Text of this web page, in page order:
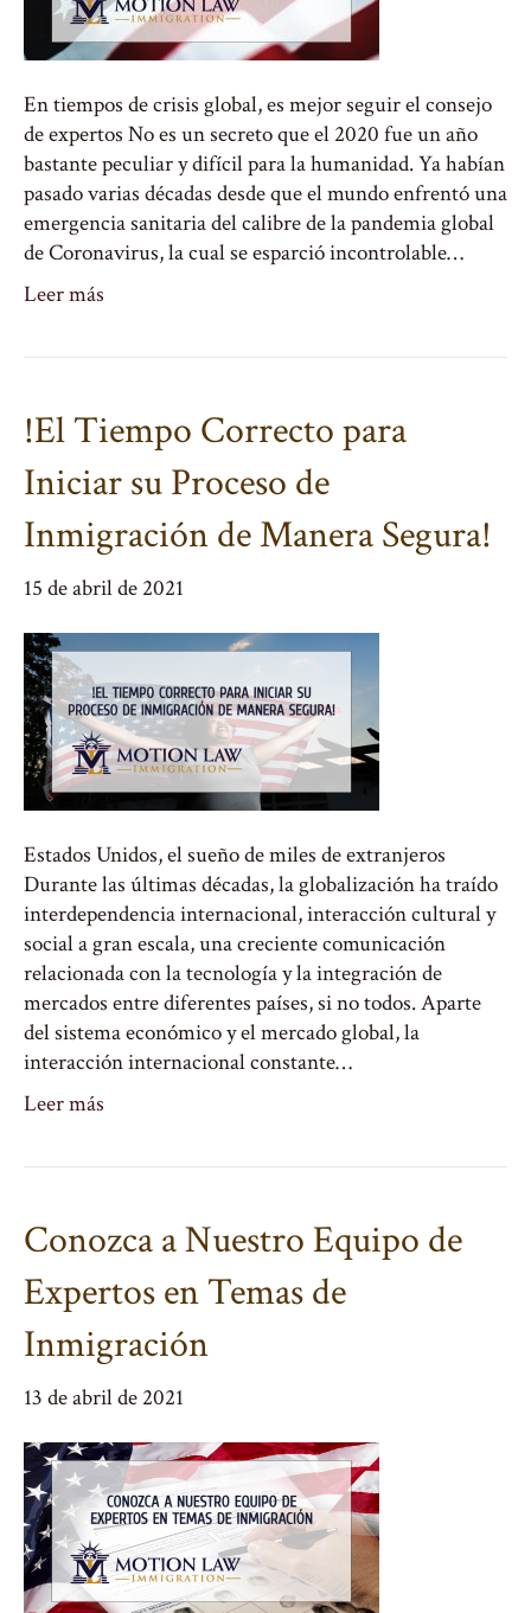
En tiempos de crisis global, es mejor seguir el consejo
de expertos No es un secreto que el 2020 fue un año
bastante peculiar y difícil para la humanidad. Ya habían
pasado varias décadas desde que el mundo enfrentó una
emergencia sanitaria del calibre de la pandemia global
de Coronavirus, la cual se esparció incontrolable…
Leer más
!El Tiempo Correcto para
Iniciar su Proceso de
Inmigración de Manera Segura!
15 de abril de 2021
Estados Unidos, el sueño de miles de extranjeros
Durante las últimas décadas, la globalización ha traído
interdependencia internacional, interacción cultural y
social a gran escala, una creciente comunicación
relacionada con la tecnología y la integración de
mercados entre diferentes países, si no todos. Aparte
del sistema económico y el mercado global, la
interacción internacional constante…
Leer más
Conozca a Nuestro Equipo de
Expertos en Temas de
Inmigración
13 de abril de 2021